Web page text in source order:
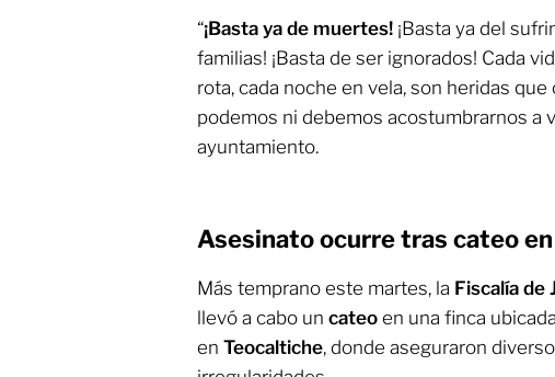
“¡Basta ya de muertes! ¡Basta ya del
familias! ¡Basta de ser ignorados! Cada
rota, cada noche en vela, son heridas
podemos ni debemos acostumbrarnos a
ayuntamiento.
Asesinato ocurre tras cateo
Más temprano este martes, la Fiscalía de
llevó a cabo un cateo en una finca
en Teocaltiche, donde aseguraron